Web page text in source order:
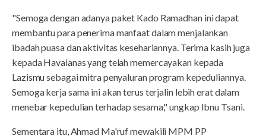
"Semoga dengan adanya paket Kado Ramadhan ini dapat
membantu para penerima manfaat dalam menjalankan
ibadah puasa dan aktivitas kesehariannya. Terima kasih juga
kepada Havaianas yang telah memercayakan kepada
Lazismu sebagai mitra penyaluran program kepeduliannya.
Semoga kerja sama ini akan terus terjalin lebih erat dalam
menebar kepedulian terhadap sesama," ungkap Ibnu Tsani.
Sementara itu, Ahmad Ma'ruf mewakili MPM PP